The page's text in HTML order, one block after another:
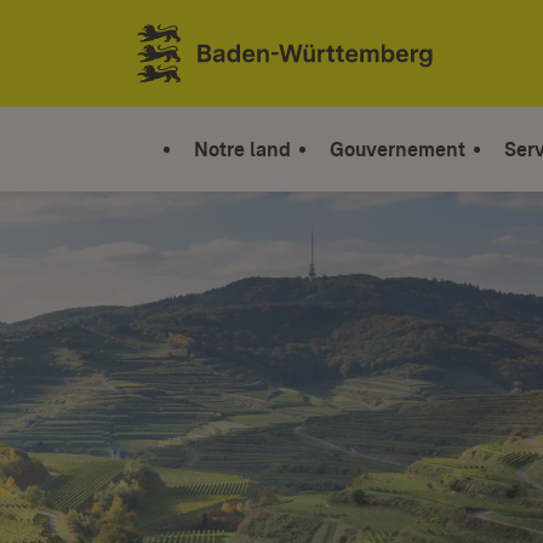
Sauter au contenu
Link zur Startseite
Notre land Gouvernement